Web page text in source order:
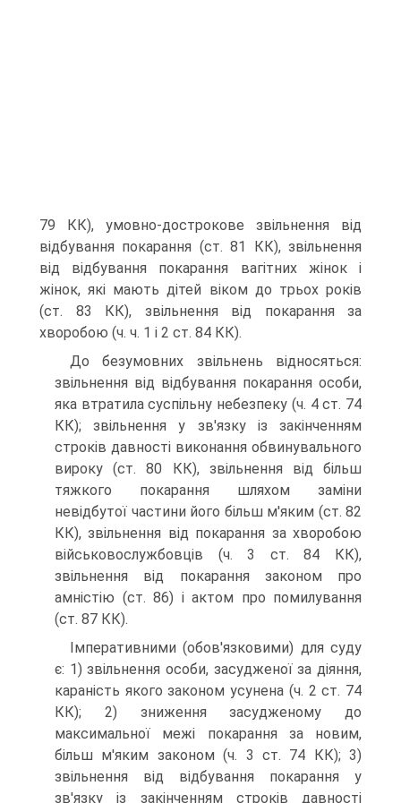
79 КК), умовно-дострокове звільнення від
відбування покарання (ст. 81 КК), звільнення
від відбування покарання вагітних жінок і
жінок, які мають дітей віком до трьох років
(ст. 83 КК), звільнення від покарання за
хворобою (ч. ч. 1 і 2 ст. 84 КК).
До безумовних звільнень відносяться:
звільнення від відбування покарання особи,
яка втратила суспільну небезпеку (ч. 4 ст. 74
КК); звільнення у зв'язку із закінченням
строків давності виконання обвинувального
вироку (ст. 80 КК), звільнення від більш
тяжкого покарання шляхом заміни
невідбутої частини його більш м'яким (ст. 82
КК), звільнення від покарання за хворобою
військовослужбовців (ч. 3 ст. 84 КК),
звільнення від покарання законом про
амністію (ст. 86) і актом про помилування
(ст. 87 КК).
Імперативними (обов'язковими) для суду
є: 1) звільнення особи, засудженої за діяння,
караність якого законом усунена (ч. 2 ст. 74
КК); 2) зниження засудженому до
максимальної межі покарання за новим,
більш м'яким законом (ч. 3 ст. 74 КК); 3)
звільнення від відбування покарання у
зв'язку із закінченням строків давності